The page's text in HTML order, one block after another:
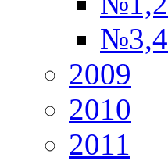
№3,4
2009
2010
2011